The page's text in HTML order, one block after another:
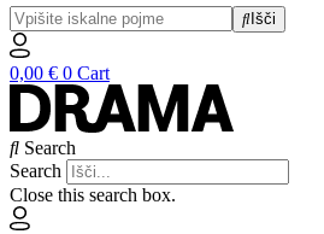
Išči
0,00 € 0 Cart
Search
Search
Close this search box.